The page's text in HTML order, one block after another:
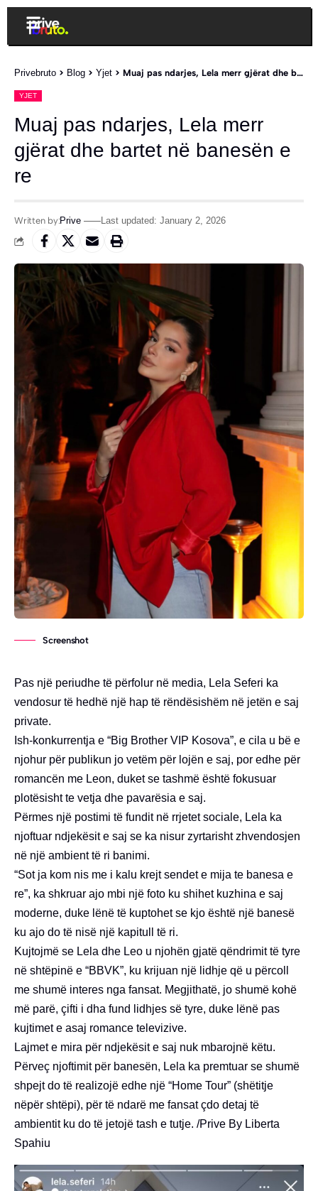
Privebruto > Blog > Yjet > Muaj pas ndarjes, Lela merr gjërat dhe bartet në banesën e re
YJET
Muaj pas ndarjes, Lela merr
gjërat dhe bartet në banesën e
re
Written by:Prive Last updated: January 2, 2026
Screenshot
Pas një periudhe të përfolur në media, Lela Seferi ka
vendosur të hedhë një hap të rëndësishëm në jetën e saj
private.
Ish-konkurrentja e “Big Brother VIP Kosova”, e cila u bë e
njohur për publikun jo vetëm për lojën e saj, por edhe për
romancën me Leon, duket se tashmë është fokusuar
plotësisht te vetja dhe pavarësia e saj.
Përmes një postimi të fundit në rrjetet sociale, Lela ka
njoftuar ndjekësit e saj se ka nisur zyrtarisht zhvendosjen
në një ambient të ri banimi.
“Sot ja kom nis me i kalu krejt sendet e mija te banesa e
re”, ka shkruar ajo mbi një foto ku shihet kuzhina e saj
moderne, duke lënë të kuptohet se kjo është një banesë
ku ajo do të nisë një kapitull të ri.
Kujtojmë se Lela dhe Leo u njohën gjatë qëndrimit të tyre
në shtëpinë e “BBVK”, ku krijuan një lidhje që u përcoll
me shumë interes nga fansat. Megjithatë, jo shumë kohë
më parë, çifti i dha fund lidhjes së tyre, duke lënë pas
kujtimet e asaj romance televizive.
Lajmet e mira për ndjekësit e saj nuk mbarojnë këtu.
Përveç njoftimit për banesën, Lela ka premtuar se shumë
shpejt do të realizojë edhe një “Home Tour” (shëtitje
nëpër shtëpi), për të ndarë me fansat çdo detaj të
ambientit ku do të jetojë tash e tutje. /Prive By Liberta
Spahiu